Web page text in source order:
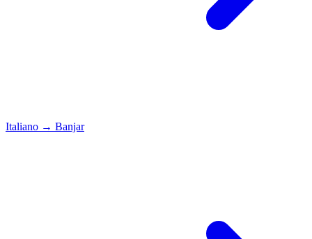
Italiano → Banjar